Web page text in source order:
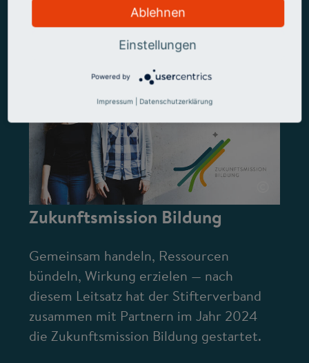
ZUSAMMEN MEHR ERREICHEN
Zukunftsmission Bildung
Gemeinsam handeln, Ressourcen
bündeln, Wirkung erzielen — nach
diesem Leitsatz hat der Stifterverband
zusammen mit Partnern im Jahr 2024
die Zukunftsmission Bildung gestartet.
Ablehnen
Einstellungen
Powered by
Impressum Datenschutzerklärung